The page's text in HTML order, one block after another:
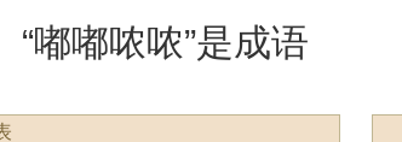
“嘟嘟哝哝”是成语